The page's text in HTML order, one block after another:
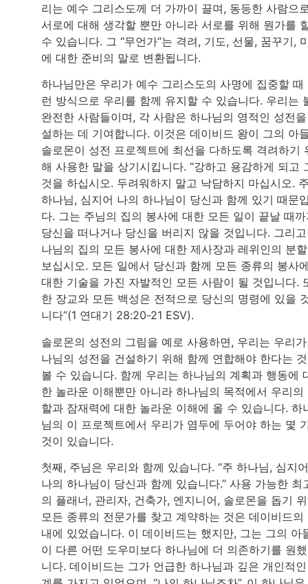
리는 예수 그리스도께 더 가까이 끌며, 동등한 사람으
서로에 대해 생각할 뿐만 아니라 서로를 위해 뭔가를
수 있습니다. 그 “무언가”는 격려, 기도, 선물, 꿈꾸기,
에 대한 준비의 말로 변환됩니다.
하나님만은 우리가 예수 그리스도의 사명에 집중할 때
런 방식으로 우리를 함께 유지할 수 있습니다. 우리는
완전한 사람들이며, 각 사람은 하나님의 영적인 성전
설하는 데 기여합니다. 이것은 데이비드 왕이 그의 아
솔로몬이 성전 프로젝트에 최선을 다하도록 격려하기
해 사용한 말을 상기시킵니다. “강하고 용감하게 되고
것을 하십시오. 두려워하지 말고 낙담하지 마십시오.
하나님, 심지어 나의 하나님이 당신과 함께 있기 때문
다. 그는 주님의 집의 봉사에 대한 모든 일이 끝날 때
당신을 떠나거나 당신을 버리지 않을 것입니다. 그리
나님의 집의 모든 봉사에 대한 제사장과 레위인의 분
보십시오. 모든 일에서 당신과 함께 모든 종류의 봉사
대한 기술을 가진 자발적인 모든 사람이 될 것입니다.
한 장교와 모든 백성은 전적으로 당신의 명령에 있을
니다”(1 연대기 28:20-21 ESV).
솔로몬의 성전의 그림을 예로 사용하면, 우리는 우리
나님의 성전을 건설하기 위해 함께 연합해야 한다는
볼 수 있습니다. 함께 우리는 하나님의 계획과 행동에
한 놀라운 이해뿐만 아니라 하나님의 목적에서 우리의
할과 잠재력에 대한 놀라운 이해에 올 수 있습니다. 하
님의 이 프로젝트에서 우리가 염두에 두어야 하는 몇
것이 있습니다.
첫째, 주님은 우리와 함께 있습니다. “주 하나님, 심지어
나의 하나님이 당신과 함께 있습니다.” 사용 가능한 최
의 플래너, 관리자, 건축가, 엔지니어, 솔로몬을 돕기
모든 종류의 전문가를 찾고 계약하는 것은 데이비드의
내에 있었습니다. 이 데이비드는 했지만, 그는 그의 아
이 다른 어떤 도우미보다 하나님에 더 의존하기를 원
니다. 데이비드는 그가 언급한 하나님과 깊은 개인적